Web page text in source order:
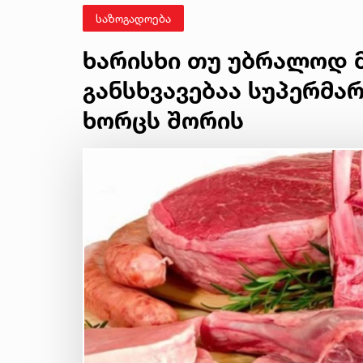
საზოგადოება
ხარისხი თუ უბრალოდ
განსხვავებაა
ხორცს შორის